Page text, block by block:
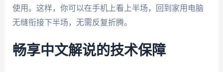
使用。这样，你可以在手机上看上半场，回到家用电脑
无缝衔接下半场，无需反复折腾。
畅享中文解说的技术保障